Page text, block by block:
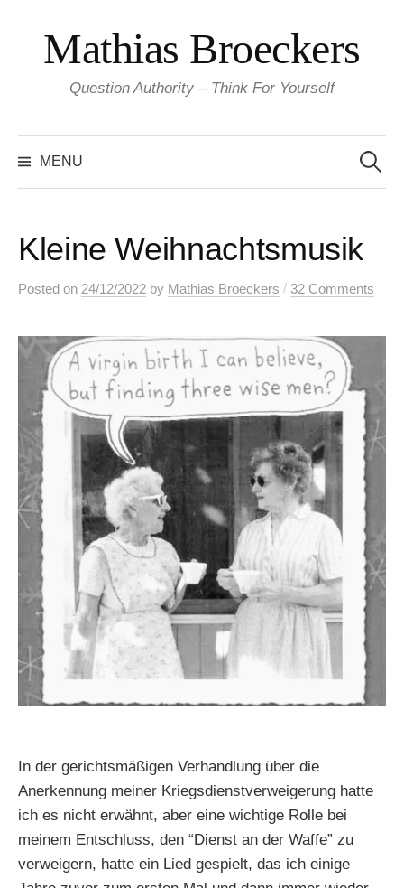
content
Mathias Broeckers
Question Authority – Think For Yourself
MENU
for:
Kleine Weihnachtsmusik
Posted on 24/12/2022 by Mathias Broeckers / 32 Comments
In der gerichtsmäßigen Verhandlung über die
Anerkennung meiner Kriegsdienstverweigerung hatte
ich es nicht erwähnt, aber eine wichtige Rolle bei
meinem Entschluss, den “Dienst an der Waffe” zu
verweigern, hatte ein Lied gespielt, das ich einige